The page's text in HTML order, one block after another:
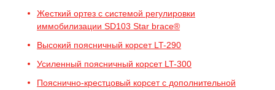
Жесткий ортез с системой регулировки
иммобилизации SD103 Star brace®
Высокий поясничный корсет LT-290
Усиленный поясничный корсет LT-300
Пояснично-крестцовый корсет с дополнительной